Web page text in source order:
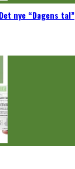
nye “Dagens tal”